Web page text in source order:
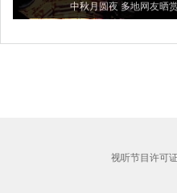
中秋月圆夜 多地网友晒
视听节目许可